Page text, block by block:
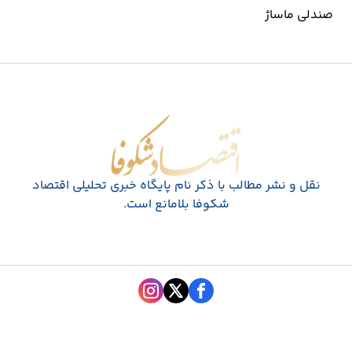
صندلی ماساژ
اقتصاد شکوفا
نقل و نشر مطالب با ذکر نام پايگاه خبری تحليلی اقتصاد
شکوفا بلامانع است.